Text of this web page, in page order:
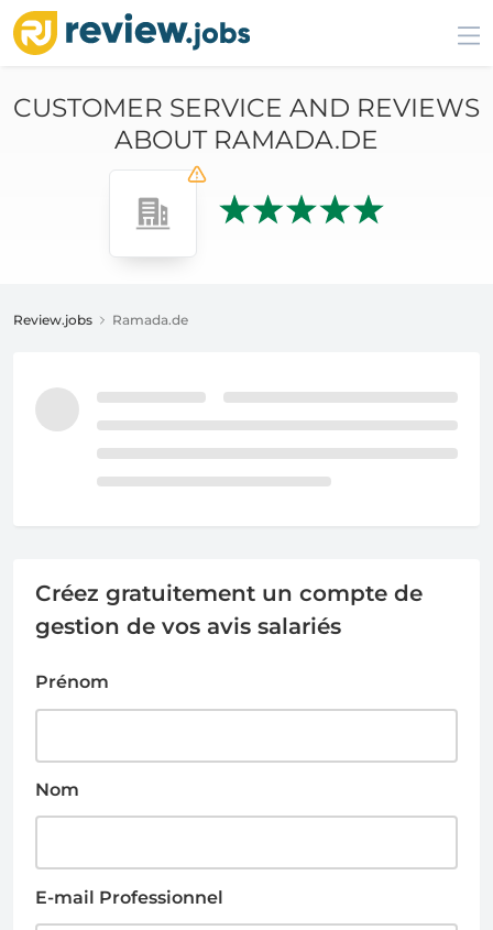
CUSTOMER SERVICE AND REVIEWS
ABOUT RAMADA.DE
Review.jobs Ramada.de
Créez gratuitement un compte de
gestion de vos avis salariés
Prénom
Nom
E-mail Professionnel